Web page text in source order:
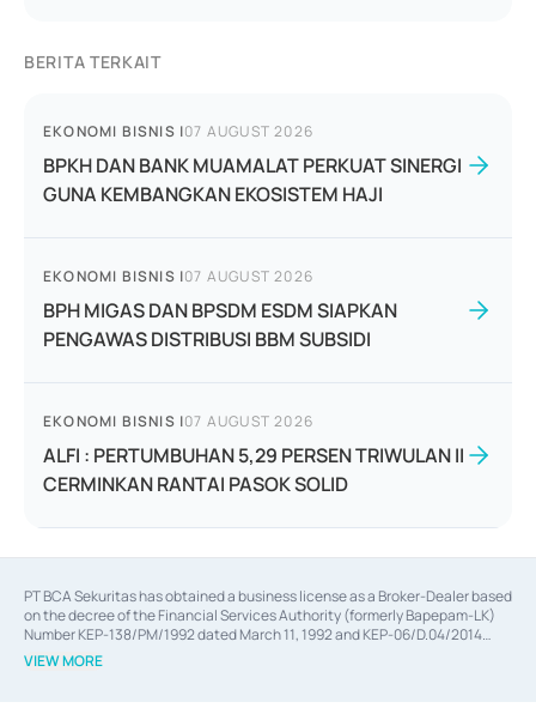
BERITA TERKAIT
EKONOMI BISNIS |07 AUGUST 2026
BPKH DAN BANK MUAMALAT PERKUAT SINERGI
GUNA KEMBANGKAN EKOSISTEM HAJI
EKONOMI BISNIS |07 AUGUST 2026
BPH MIGAS DAN BPSDM ESDM SIAPKAN
PENGAWAS DISTRIBUSI BBM SUBSIDI
EKONOMI BISNIS |07 AUGUST 2026
ALFI : PERTUMBUHAN 5,29 PERSEN TRIWULAN II
CERMINKAN RANTAI PASOK SOLID
PT BCA Sekuritas has obtained a business license as a Broker-Dealer based
on the decree of the Financial Services Authority (formerly Bapepam-LK)
Number KEP-138/PM/1992 dated March 11, 1992 and KEP-06/D.04/2014
dated February 28, 2014, a business license as an Underwriter based on the
decree of the Financial Services Authority Number KEP-12/PM/PEE/1997
VIEW MORE